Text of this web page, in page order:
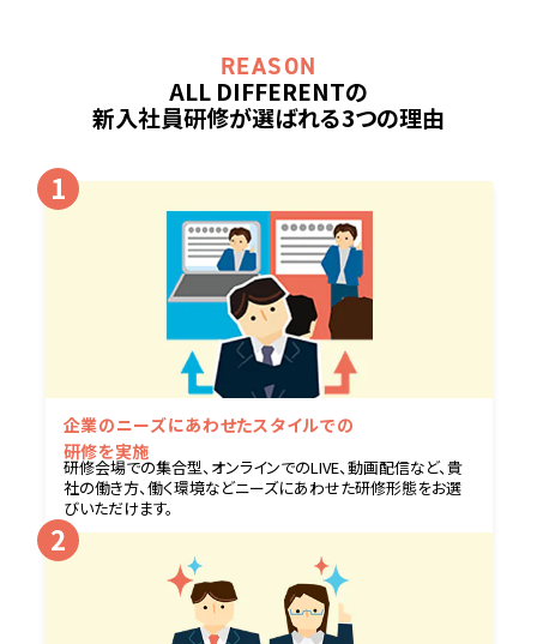
ALL DIFFERENTの
新入社員研修が選ばれる3つの理由
企業のニーズにあわせたスタイルでの
研修を実施
研修会場での集合型、オンラインでのLIVE、動画配信など、貴
社の働き方、働く環境などニーズにあわせた研修形態をお選
びいただけます。